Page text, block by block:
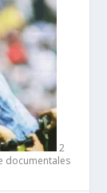
2
documentales